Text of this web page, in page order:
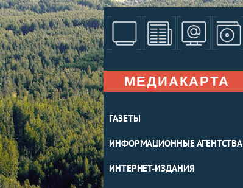
МЕДИАКАРТА
ГАЗЕТЫ
ИНФОРМАЦИОННЫЕ АГЕНТСТВА
ИНТЕРНЕТ-ИЗДАНИЯ